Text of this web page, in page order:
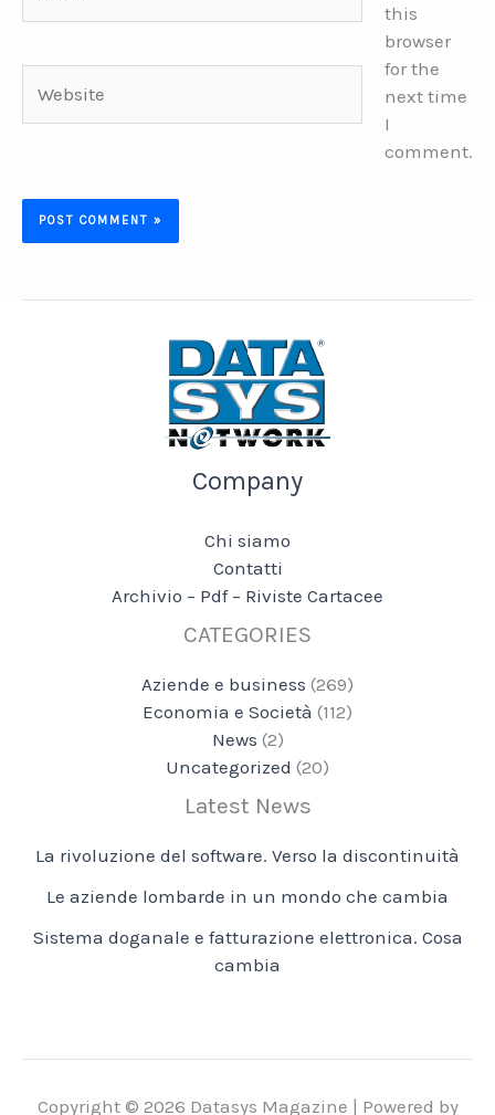
this
browser
for the
next time
I
comment.
Company
Chi siamo
Contatti
Archivio – Pdf – Riviste Cartacee
CATEGORIES
Aziende e business (269)
Economia e Società (112)
News (2)
Uncategorized (20)
Latest News
La rivoluzione del software. Verso la discontinuità
Le aziende lombarde in un mondo che cambia
Sistema doganale e fatturazione elettronica. Cosa
cambia
Copyright © 2026 Datasys Magazine | Powered by